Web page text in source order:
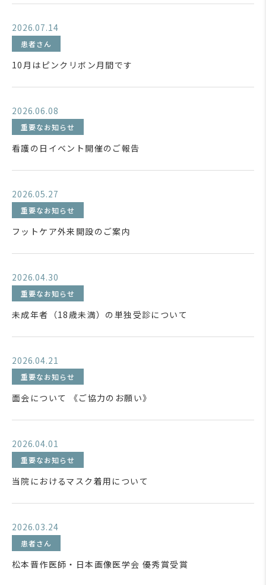
2026.07.14
患者さん
10月はピンクリボン月間です
2026.06.08
重要なお知らせ
看護の日イベント開催のご報告
2026.05.27
重要なお知らせ
フットケア外来開設のご案内
2026.04.30
重要なお知らせ
未成年者（18歳未満）の単独受診について
2026.04.21
重要なお知らせ
面会について 《ご協力のお願い》
2026.04.01
重要なお知らせ
当院におけるマスク着用について
2026.03.24
患者さん
松本晋作医師・日本画像医学会 優秀賞受賞